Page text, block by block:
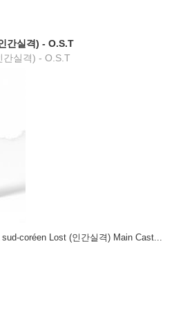
간실격) - O.S.T
간실격) - O.S.T
coréen Lost (인간실격) Main Cast...